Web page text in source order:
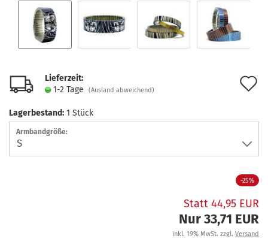
Lieferzeit:
1-2 Tage
(Ausland abweichend)
Lagerbestand: 1 Stück
Armbandgröße:
-25%
Statt 44,95 EUR
Nur 33,71 EUR
inkl. 19% MwSt. zzgl. Versand